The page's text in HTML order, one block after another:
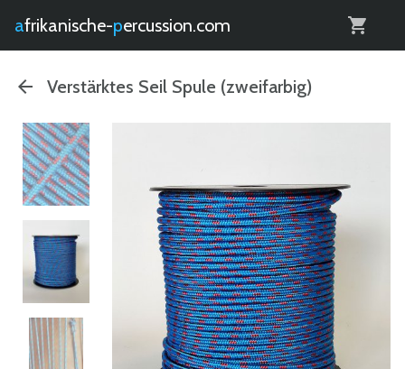
afrikanische- percussion.com
Verstärktes Seil Spule (zweifarbig)